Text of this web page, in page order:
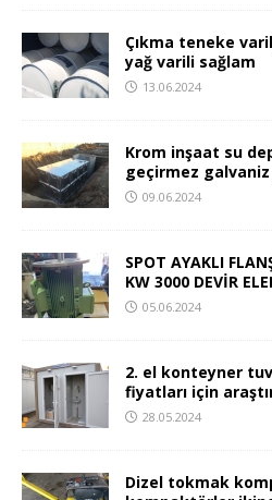
Çıkma teneke
yağ varili sağlam
13.06.2024
Krom inşaat su
geçirmez
09.06.2024
SPOT AYAKLI
KW 3000 DEVİR
05.06.2024
2. el konteyner
fiyatları için
28.05.2024
Dizel tokmak